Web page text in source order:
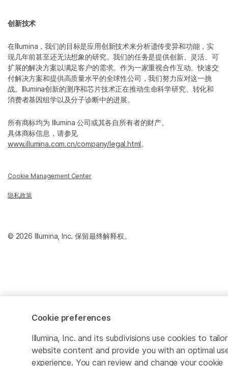
创新技术
在Illumina，我们的目标是应用创新技术来分析遗传变异和功能，实
现几年前甚至还无法想象的研究。我们的任务是提供创新、灵活、可
扩展的解决方案以满足客户的需求。作为一家重视合作互动、快速交
付解决方案和提供高质量水平的全球性公司，我们努力应对这一挑
战。Illumina创新的测序和芯片技术正在推动生命科学研究、转化和
消费者基因组学以及分子诊断中的进展。
所有商标均为 Illumina 公司或其各自所有者的财产。
具体商标信息，请参见
www.illumina.com.cn/company/legal.html。
Cookie Management Center
隐私政策
© 2026 Illumina, Inc. 保留最终解释权。
Cookie preferences
Illumina, Inc. and its subdivisions use cookies to tailor
website content and provide you with an optimal
experience. You can review and change your cookie